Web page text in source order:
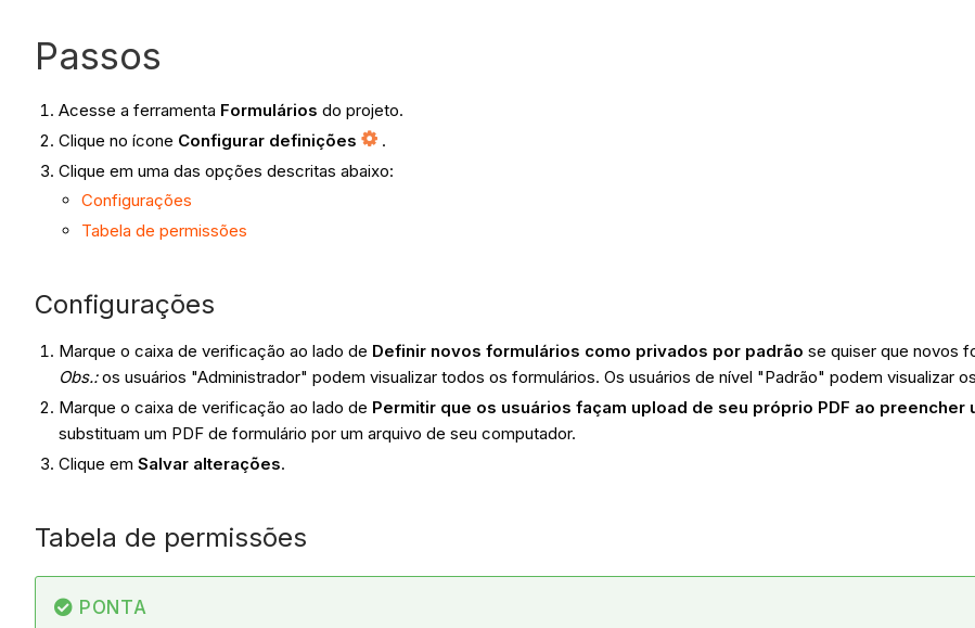
Passos
Acesse a ferramenta Formulários do projeto.
Clique no ícone Configurar definições
.
Clique em uma das opções descritas abaixo:
Configurações
Tabela de permissões
Configurações
Marque o caixa de verificação ao lado de Definir novos formulários como privados por padrãose quiser que novos
Obs.:os usuários "Administrador" podem visualizar todos os formulários. Os usuários de nível "Padrão" podem visualizar
Marque o caixa de verificação ao lado de Permitir que os usuários façam upload de seu próprio PDF ao preencher
substituam um PDF de formulário por um arquivo de seu computador.
Clique emSalvar alterações.
Tabela de permissões
PONTA